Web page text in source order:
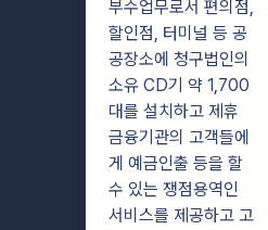
부수업무로서 편의점,
할인점, 터미널 등 공
공장소에 청구법인의
소유 CD기 약 1,700
대를 설치하고 제휴
금융기관의 고객들에
게 예금인출 등을 할
수 있는 쟁점용역인
서비스를 제공하고 고